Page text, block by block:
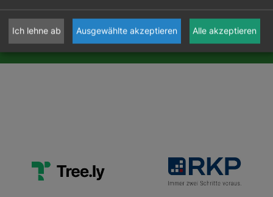
Ich lehne ab Ausgewählte akzeptieren Alle akzeptieren